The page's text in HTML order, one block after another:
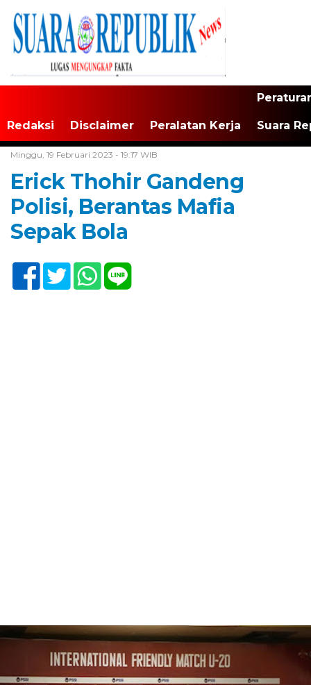
Redaksi Disclaimer Peralatan Kerja Suara
Minggu, 19 Februari 2023 - 19:17 WIB
Erick Thohir Gandeng
Polisi, Berantas Mafia
Sepak Bola